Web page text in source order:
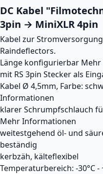
DC Kabel
3pin → MiniXLR 4pin
Kabel zur
Raindeflectors.
Länge konfigurierbar
mit RS 3pin Stecker als
Kabel Ø 4,5mm, Farbe:
Informationen
klarer Schrumpfschlauch
Mehr Informationen
weitestgehend öl- und
beständig
kerbzäh, kälteflexibel
Temperaturbereich: -30°C -